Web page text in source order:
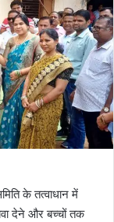
के तत्वाधान में
देने और बच्चों तक